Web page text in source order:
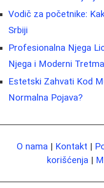
Vodič za početnike:
Srbiji
Profesionalna Njega
Njega i Moderni
Estetski Zahvati Kod
Normalna Pojava?
O nama | Kontakt |
korišćenja |